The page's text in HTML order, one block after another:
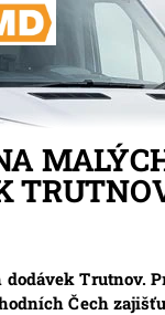
dodávek Trutnov.
Čech